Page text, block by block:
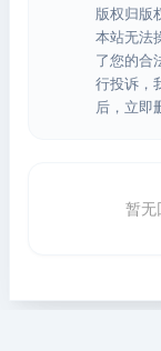
版权归版
本站无法
了您的合
行投诉，
后，立即
暂无